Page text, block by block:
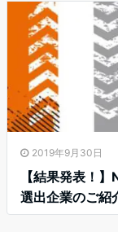
2019年9月30日
【結果発表！
選出企業のご紹